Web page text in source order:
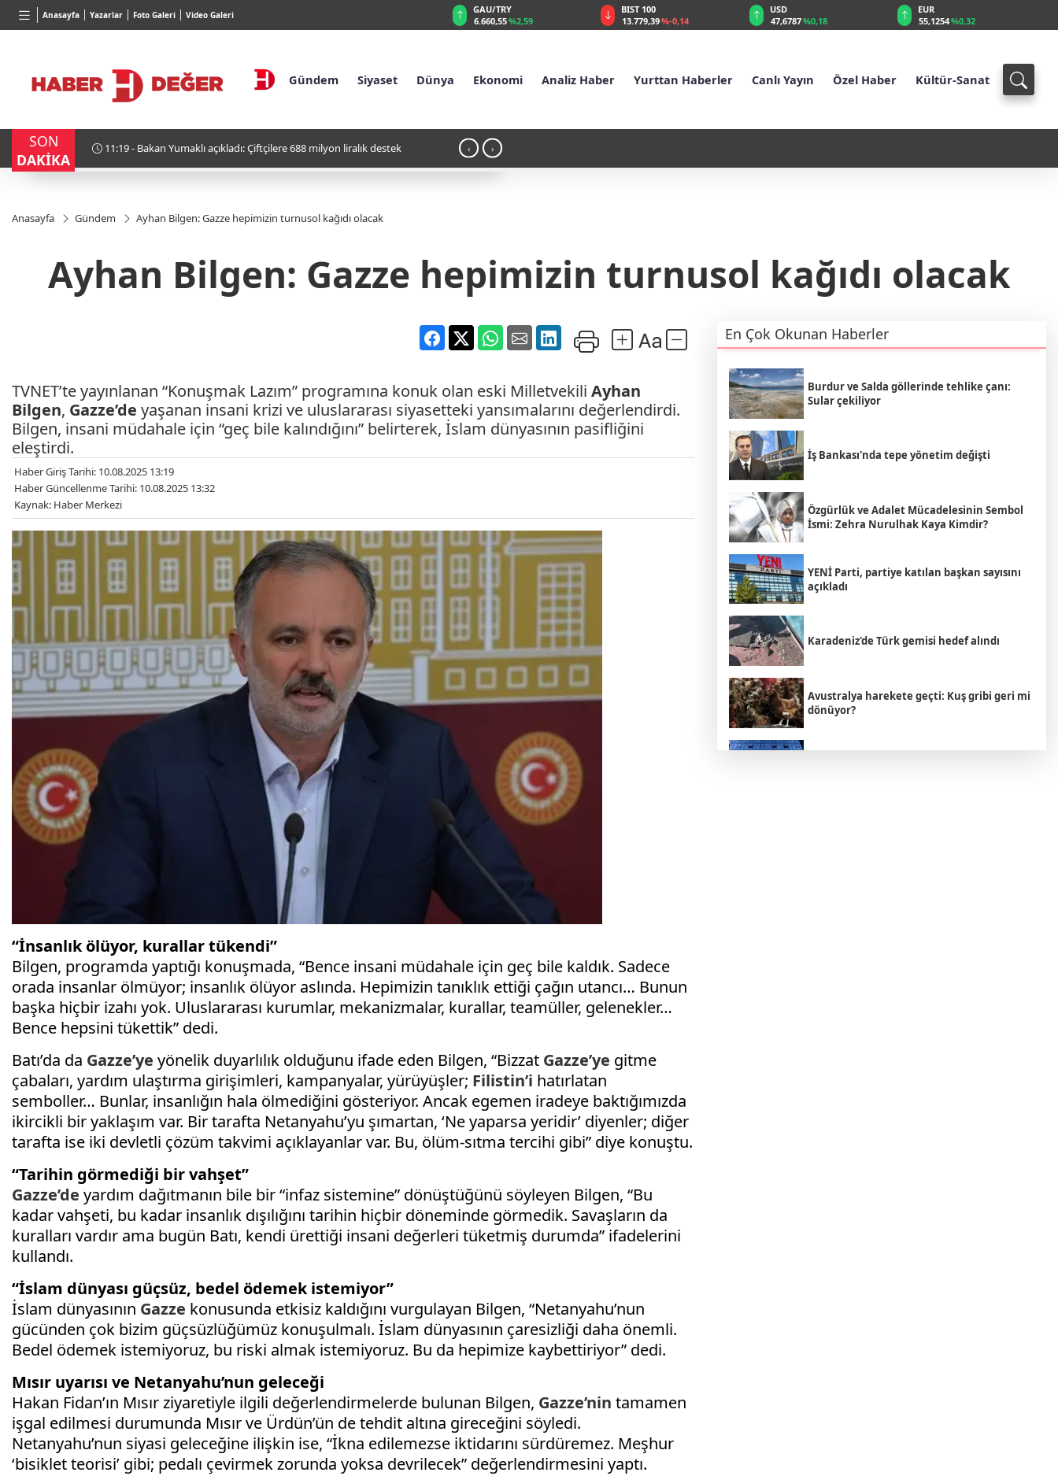
Anasayfa Yazarlar Foto Galeri Video Galeri
BGN
27,9743%-0,22
VND
0,0018%0,32
BIST 100
13.779,39%-0,14
USD
47,6787%0,18
EUR
55,1254%0,32
GBP
64,3468%0,38
Gündem Siyaset Dünya Ekonomi Analiz Haber Yurttan Haberler Canlı Yayın Özel Haber Kültür-Sanat
SON
DAKİKA
10:53 - İran Cumhurbaşkanı Pezeşkiyan: "Neden sürekli 'savaşalım' demek ‹ ›
Anasayfa Gündem Ayhan Bilgen: Gazze hepimizin turnusol kağıdı olacak
Ayhan Bilgen: Gazze hepimizin turnusol kağıdı olacak
TVNET’te yayınlanan “Konuşmak Lazım” programına konuk olan eski Milletvekili Ayhan
Bilgen, Gazze’de yaşanan insani krizi ve uluslararası siyasetteki yansımalarını değerlendirdi.
Bilgen, insani müdahale için “geç bile kalındığını” belirterek, İslam dünyasının pasifliğini
eleştirdi.
Haber Giriş Tarihi: 10.08.2025 13:19
Haber Güncellenme Tarihi: 10.08.2025 13:32
Kaynak: Haber Merkezi
“İnsanlık ölüyor, kurallar tükendi”
Bilgen, programda yaptığı konuşmada, “Bence insani müdahale için geç bile kaldık. Sadece
orada insanlar ölmüyor; insanlık ölüyor aslında. Hepimizin tanıklık ettiği çağın utancı… Bunun
başka hiçbir izahı yok. Uluslararası kurumlar, mekanizmalar, kurallar, teamüller, gelenekler…
Bence hepsini tükettik” dedi.
Batı’da da Gazze’ye yönelik duyarlılık olduğunu ifade eden Bilgen, “Bizzat Gazze’ye gitme
çabaları, yardım ulaştırma girişimleri, kampanyalar, yürüyüşler; Filistin’i hatırlatan
semboller… Bunlar, insanlığın hala ölmediğini gösteriyor. Ancak egemen iradeye baktığımızda
ikircikli bir yaklaşım var. Bir tarafta Netanyahu’yu şımartan, ‘Ne yaparsa yeridir’ diyenler; diğer
tarafta ise iki devletli çözüm takvimi açıklayanlar var. Bu, ölüm-sıtma tercihi gibi” diye konuştu.
“Tarihin görmediği bir vahşet”
Gazze’de yardım dağıtmanın bile bir “infaz sistemine” dönüştüğünü söyleyen Bilgen, “Bu
kadar vahşeti, bu kadar insanlık dışılığını tarihin hiçbir döneminde görmedik. Savaşların da
kuralları vardır ama bugün Batı, kendi ürettiği insani değerleri tüketmiş durumda” ifadelerini
kullandı.
“İslam dünyası güçsüz, bedel ödemek istemiyor”
İslam dünyasının Gazze konusunda etkisiz kaldığını vurgulayan Bilgen, “Netanyahu’nun
gücünden çok bizim güçsüzlüğümüz konuşulmalı. İslam dünyasının çaresizliği daha önemli.
Bedel ödemek istemiyoruz, bu riski almak istemiyoruz. Bu da hepimize kaybettiriyor” dedi.
Mısır uyarısı ve Netanyahu’nun geleceği
Hakan Fidan’ın Mısır ziyaretiyle ilgili değerlendirmelerde bulunan Bilgen, Gazze’nin tamamen
işgal edilmesi durumunda Mısır ve Ürdün’ün de tehdit altına gireceğini söyledi.
Netanyahu’nun siyasi geleceğine ilişkin ise, “İkna edilemezse iktidarını sürdüremez. Meşhur
‘bisiklet teorisi’ gibi; pedalı çevirmek zorunda yoksa devrilecek” değerlendirmesini yaptı.
En Çok Okunan Haberler
Burdur ve Salda göllerinde tehlike çanı:
Sular çekiliyor
İş Bankası'nda tepe yönetim değişti
Özgürlük ve Adalet Mücadelesinin Sembol
İsmi: Zehra Nurulhak Kaya Kimdir?
YENİ Parti, partiye katılan başkan sayısını
açıkladı
Karadeniz'de Türk gemisi hedef alındı
Avustralya harekete geçti: Kuş gribi geri mi
dönüyor?